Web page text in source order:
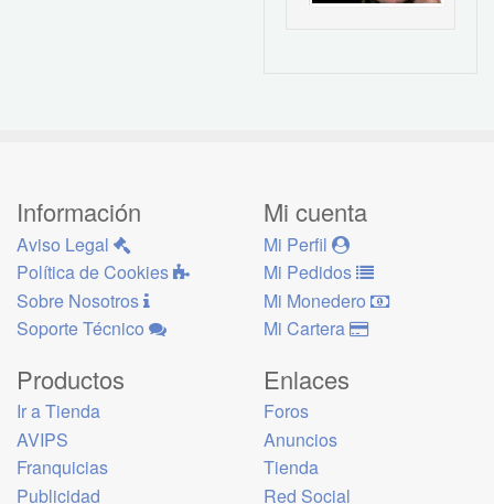
Información
Aviso Legal
Política de Cookies
Sobre Nosotros
Soporte Técnico
Mi cuenta
Mi Perfil
Mi Pedidos
Mi Monedero
Mi Cartera
Productos
Ir a Tienda
AVIPS
Franquicias
Publicidad
Enlaces
Foros
Anuncios
Tienda
Red Social